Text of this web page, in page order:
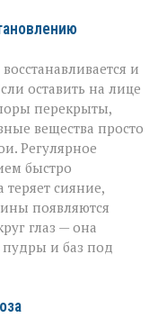
и
оставить на лице
перекрыты,
вещества просто
Регулярное
быстро
сияние,
появляются
глаз — она
пудры и баз под